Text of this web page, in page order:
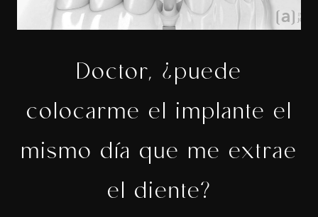
Doctor, ¿puede
colocarme el implante el
mismo día que me extrae
el diente?